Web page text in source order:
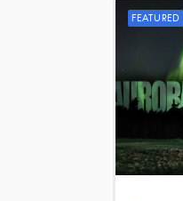
FEATURED